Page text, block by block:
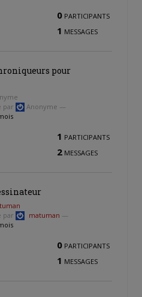
0 PARTICIPANTS
1 MESSAGES
pour
par
Anonyme —
1 PARTICIPANTS
2 MESSAGES
par
matuman —
0 PARTICIPANTS
1 MESSAGES